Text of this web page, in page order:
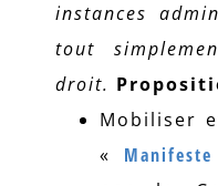
instances
tout
droit.
Mobiliser
«